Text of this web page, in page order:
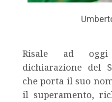
Risale ad
dichiarazione del
che porta il suo
il superamento,